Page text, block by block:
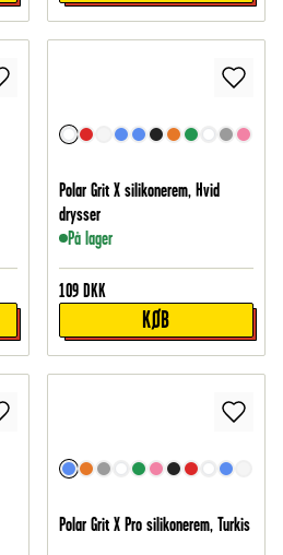
Polar Grit X silikonerem, Hvid
drysser
På lager
109 DKK
KØB
Polar Grit X Pro silikonerem, Turkis